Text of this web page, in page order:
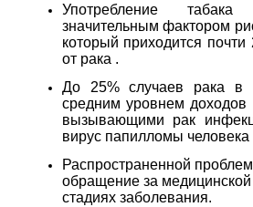
Употребление
значительным фактором
который приходится
от рака .
До 25% случаев рака в
средним уровнем
вызывающими рак
вирус папилломы
Распространенной
обращение за
стадиях заболевания.